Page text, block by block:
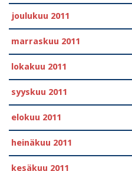
joulukuu 2011
marraskuu 2011
lokakuu 2011
syyskuu 2011
elokuu 2011
heinäkuu 2011
kesäkuu 2011